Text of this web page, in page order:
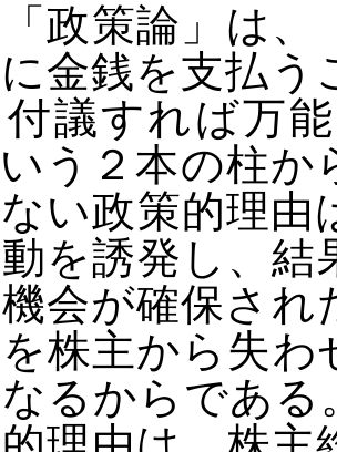
政策論」は、
金銭を支払
議すれば万
う２本の柱か
い政策的理由
を誘発し、結
会が確保され
株主から失
るからである